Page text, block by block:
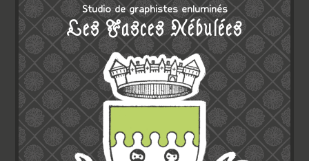
Studio de graphistes enluminés
Les Fasces Nébulées